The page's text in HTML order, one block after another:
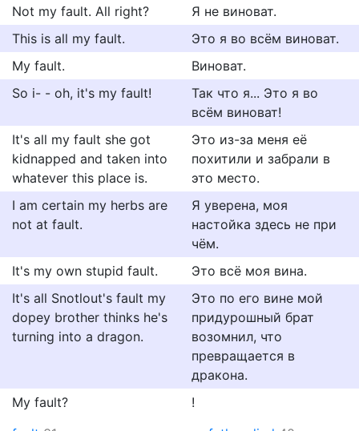
Not my fault. All right?
Я не виноват.
This is all my fault.
Это я во всём виноват.
My fault.
Виноват.
So i- - oh, it's my fault!
Так что я... Это я во
всём виноват!
It's all my fault she got
kidnapped and taken into
whatever this place is.
Это из-за меня её
похитили и забрали в
это место.
I am certain my herbs are
not at fault.
Я уверена, моя
настойка здесь не при
чём.
It's my own stupid fault.
Это всё моя вина.
It's all Snotlout's fault my
dopey brother thinks he's
turning into a dragon.
Это по его вине мой
придурошный брат
возомнил, что
превращается в
дракона.
My fault?
!